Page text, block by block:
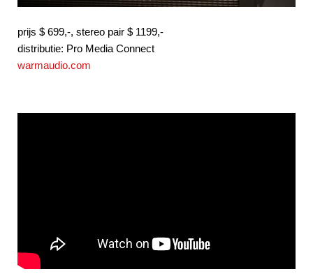
prijs $ 699,-, stereo pair $ 1199,-
distributie: Pro Media Connect
warmaudio.com